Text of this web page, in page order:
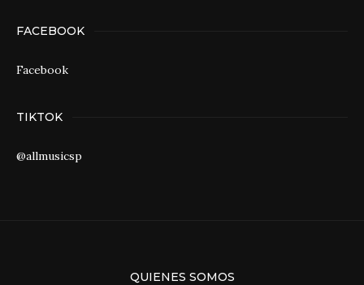
FACEBOOK
Facebook
TIKTOK
@allmusicsp
QUIENES SOMOS